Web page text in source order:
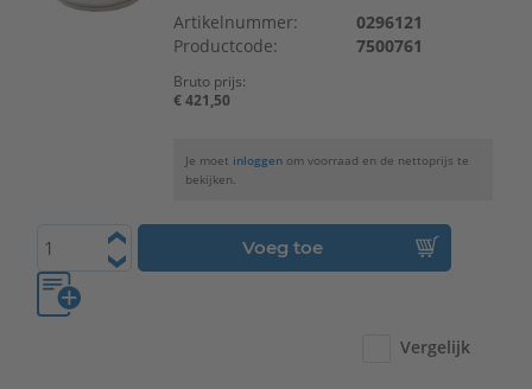
Artikelnummer:
0296121
Productcode:
7500761
Bruto prijs:
€ 421,50
Je moet inloggen om voorraad en de nettoprijs te
bekijken.
Voeg toe
Vergelijk